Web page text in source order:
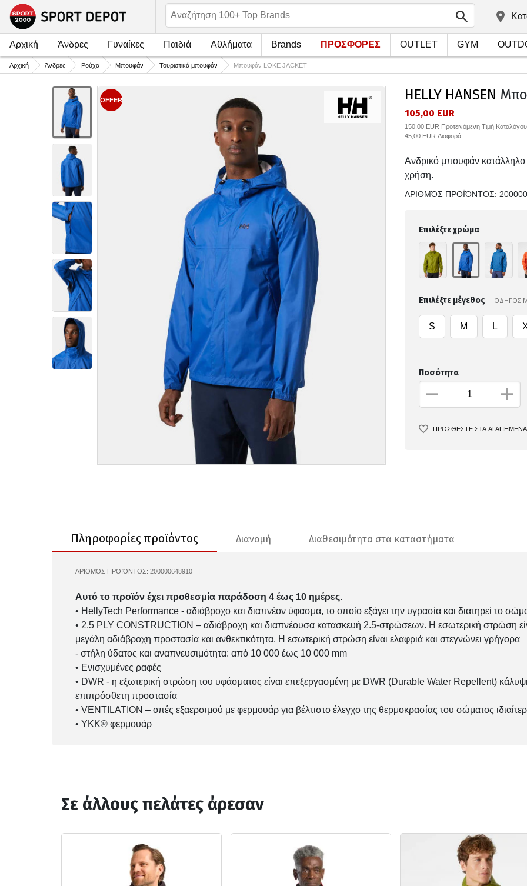
Αρχική Άνδρες Γυναίκες Παιδιά Αθλήματα Brands ΠΡΟΣΦΟΡΕΣ OUTLET GYM
Αρχική Άνδρες Ρούχα Μπουφάν Τουριστικά μπουφάν Μπουφάν LOKE JACKET
OFFER HELLY HANSEN
105,00 EUR
150,00 EUR Προτεινόμενη Τιμή Καταλόγου
45,00 EUR Διαφορά
Ανδρικό μπουφάν κατάλληλο
χρήση.
ΑΡΙΘΜΌΣ ΠΡΟΪΌΝΤΟΣ:
Επιλέξτε χρώμα
Επιλέξτε μέγεθος ΟΔΗΓΟΣ
S M L
Ποσότητα
ΠΡΟΣΘΕΣΤΕ ΣΤΑ ΑΓΑΠΗΜΕΝΑ
Πληροφορίες προϊόντος Διανομή Διαθεσιμότητα στα καταστήματα
ΑΡΙΘΜΌΣ ΠΡΟΪΌΝΤΟΣ: 200000648910
Αυτό το προϊόν έχει προθεσμία παράδοση 4 έως 10 ημέρες.
• HellyTech Performance - αδιάβροχο και διαπνέον ύφασμα, το οποίο εξάγει την υγρασία και διατηρεί το
• 2.5 PLY CONSTRUCTION – αδιάβροχη και διαπνέουσα κατασκευή 2.5-στρώσεων. Η εσωτερική στρώση
μεγάλη αδιάβροχη προστασία και ανθεκτικότητα. Η εσωτερική στρώση είναι ελαφριά και στεγνώνει γρήγορα
- στήλη ύδατος και αναπνευσιμότητα: από 10 000 έως 10 000 mm
• Ενισχυμένες ραφές
• DWR - η εξωτερική στρώση του υφάσματος είναι επεξεργασμένη με DWR (Durable Water Repellent)
επιπρόσθετη προστασία
• VENTILATION – οπές εξαερσιμού με φερμουάρ για βέλτιστο έλεγχο της θερμοκρασίας του σώματος
• YKK® φερμουάρ
Σε άλλους πελάτες άρεσαν